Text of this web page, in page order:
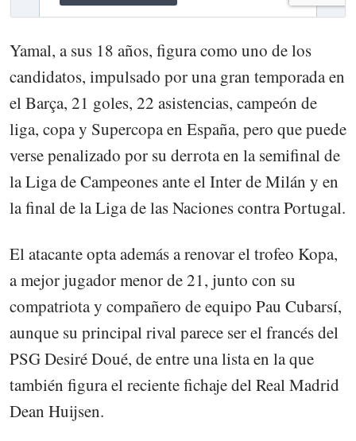
Yamal, a sus 18 años, figura como uno de los
candidatos, impulsado por una gran temporada en
el Barça, 21 goles, 22 asistencias, campeón de
liga, copa y Supercopa en España, pero que puede
verse penalizado por su derrota en la semifinal de
la Liga de Campeones ante el Inter de Milán y en
la final de la Liga de las Naciones contra Portugal.
El atacante opta además a renovar el trofeo Kopa,
a mejor jugador menor de 21, junto con su
compatriota y compañero de equipo Pau Cubarsí,
aunque su principal rival parece ser el francés del
PSG Desiré Doué, de entre una lista en la que
también figura el reciente fichaje del Real Madrid
Dean Huijsen.